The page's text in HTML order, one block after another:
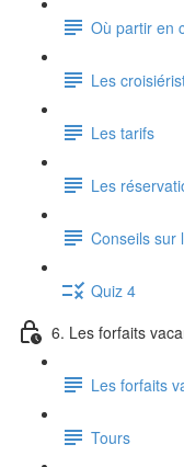
Où partir en
Les
Les tarifs
Les
Conseils sur
Quiz 4
6. Les forfaits
Les forfaits
Tours